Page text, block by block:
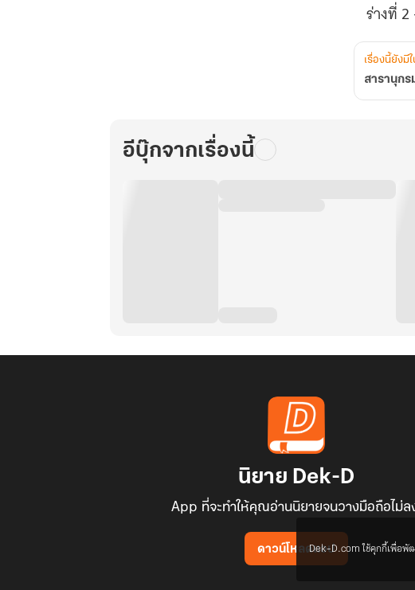
ร่างที่
ว่ากันว่
จะมีหุ่น
คอยเลี
ชวนให้
เรื่องนี้ยังมี
สารานุกร
อีบุ๊กจากเรื่องนี้
นิยาย Dek-D
App ที่จะทำให้คุณอ่านนิยายจนวางมือถือไม่ล
ดาวน์โหลดแอปDek-D.com ใช้คุกกี้เพื่อพั